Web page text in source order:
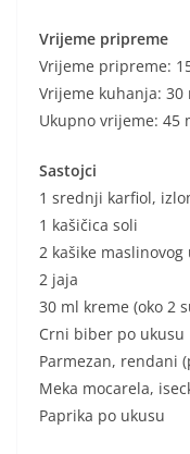
Vrijeme pripreme
Vrijeme pripreme:
Vrijeme kuhanja: 30
Ukupno vrijeme: 45
Sastojci
1 srednji karfiol,
1 kašičica soli
2 kašike maslinovog
2 jaja
30 ml kreme (oko 2
Crni biber po ukusu
Parmezan, rendani
Meka mocarela,
Paprika po ukusu